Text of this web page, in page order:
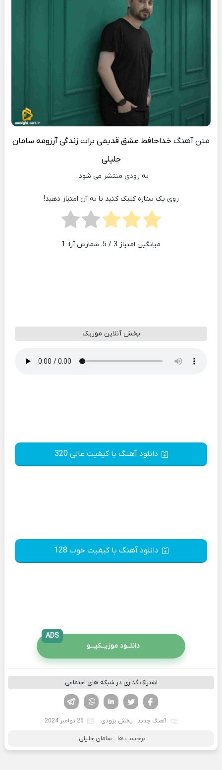
متن آهنگخداحافظ عشق قدیمی برات زندگی آرزومه سامان
جلیلی
به زودی منتشر می شود…
روی یک ستاره کلیک کنید تا به آن امتیاز دهید!
میانگین امتیاز 3 / 5. شمارش آرا: 1
پخش آنلاین موزیک
دانلود آهنگ با کیفیت عالی 320
دانلود آهنگ با کیفیت خوب 128
دانلــود موزیــکیـــو
ADS
اشتراک گذاری در شبکه های اجتماعی
لینکدین تویتر
فیسوک
آهنگ جدید ، پخش بزودی 26 نوامبر 2024
برچسب ها : سامان جلیلی